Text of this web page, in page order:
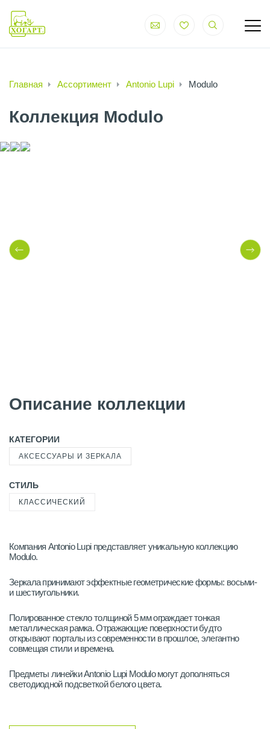
Главная Ассортимент Antonio Lupi Modulo
Коллекция Modulo
Описание коллекции
КАТЕГОРИИ
АКСЕССУАРЫ И ЗЕРКАЛА
СТИЛЬ
КЛАССИЧЕСКИЙ
Компания Antonio Lupi представляет уникальную коллекцию
Modulo.
Зеркала принимают эффектные геометрические формы: восьми-
и шестиугольники.
Полированное стекло толщиной 5 мм ограждает тонкая
металлическая рамка. Отражающие поверхности будто
открывают порталы из современности в прошлое, элегантно
совмещая стили и времена.
Предметы линейки Antonio Lupi Modulo могут дополняться
светодиодной подсветкой белого цвета.